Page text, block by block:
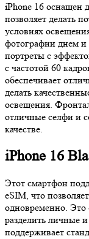
iPhone 16 оснащен
позволяет делать
условиях
фотографии днем и
портреты с
с частотой 60
обеспечивает
делать
освещения.
отличные селфи и
качестве.
iPhone 16
Этот смартфон
eSIM, что
одновременно. Это
разделить личные
поддерживает